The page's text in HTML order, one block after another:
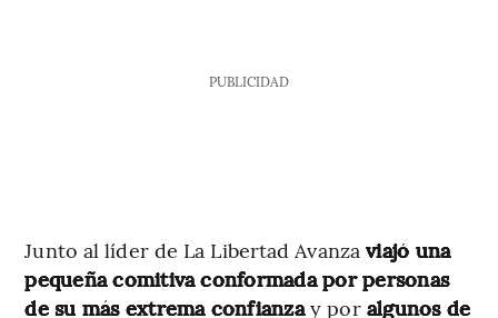
PUBLICIDAD
Junto al líder de La Libertad Avanzaviajó una
pequeña comitiva conformada por personas
de su más extrema confianzay poralgunos de